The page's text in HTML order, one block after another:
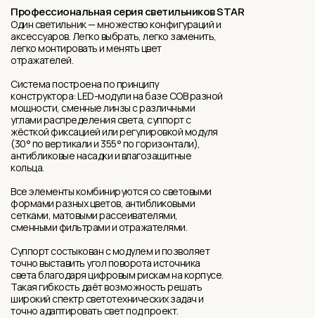
Профессиональная серия светильников STAR
Один светильник — множество конфигураций и
аксессуаров. Легко выбрать, легко заменить,
легко монтировать и менять цвет
отражателей.
Система построена по принципу
конструктора: LED-модули на базе COB разной
мощности, сменные линзы с различными
углами распределения света, суппорт с
жёсткой фиксацией или регулировкой модуля
(30° по вертикали и 355° по горизонтали),
антибликовые насадки и влагозащитные
кольца.
Все элементы комбинируются со световыми
формами разных цветов, антибликовыми
сетками, матовыми рассеивателями,
сменными фильтрами и отражателями.
Суппорт состыкован с модулем и позволяет
точно выставить угол поворота источника
света благодаря цифровым рискам на корпусе.
Такая гибкость даёт возможность решать
широкий спектр светотехнических задач и
точно адаптировать свет под проект.